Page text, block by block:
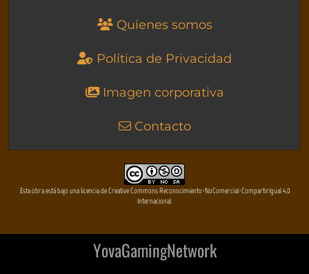
Quienes somos
Política de Privacidad
Imagen corporativa
Contacto
Esta obra está bajo una licencia de Creative Commons Reconocimiento-NoComercial-CompartirIgual 4.0
Internacional
YovaGamingNetwork